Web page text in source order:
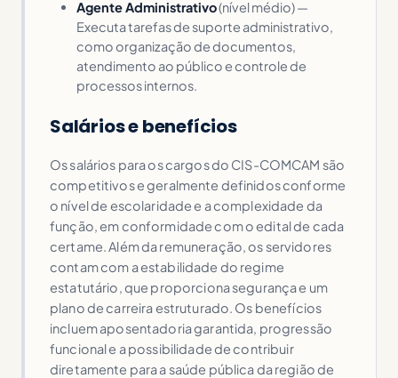
Agente Administrativo(nível médio) —
Executa tarefas de suporte administrativo,
como organização de documentos,
atendimento ao público e controle de
processos internos.
Salários e benefícios
Os salários para os cargos do CIS-COMCAM são
competitivos e geralmente definidos conforme
o nível de escolaridade e a complexidade da
função, em conformidade com o edital de cada
certame. Além da remuneração, os servidores
contam com a estabilidade do regime
estatutário, que proporciona segurança e um
plano de carreira estruturado. Os benefícios
incluem aposentadoria garantida, progressão
funcional e a possibilidade de contribuir
diretamente para a saúde pública da região de